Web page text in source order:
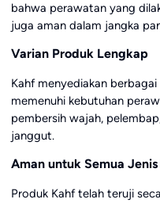
bahwa perawatan yang
juga aman dalam jangka
Varian Produk Lengkap
Kahf menyediakan
memenuhi kebutuhan
pembersih wajah,
janggut.
Aman untuk Semua
Produk Kahf telah teruji